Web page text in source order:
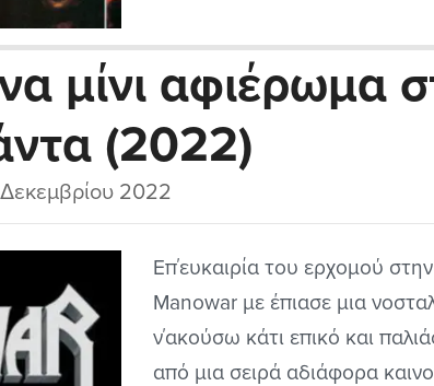
που όλοι αγαπήσαμε και
μίνι αφιέρωμα
(2022)
2022
Επ΄ευκαιρία του ερχομού
Manowar με έπιασε μια
ν΄ακούσω κάτι επικό και
από μια σειρά αδιάφορα